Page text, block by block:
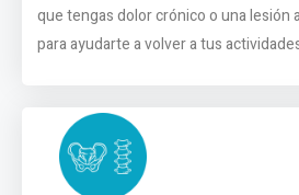
que tengas dolor crónico o una lesión
para ayudarte a volver a tus